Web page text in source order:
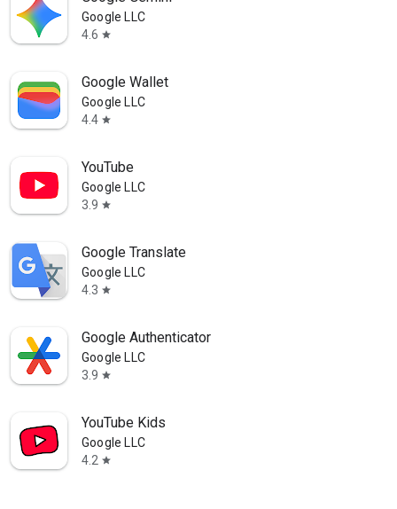
Google LLC
4.6 star
Google Wallet
Google LLC
4.4 star
YouTube
Google LLC
3.9 star
Google Translate
Google LLC
4.3 star
Google Authenticator
Google LLC
3.9 star
YouTube Kids
Google LLC
4.2 star